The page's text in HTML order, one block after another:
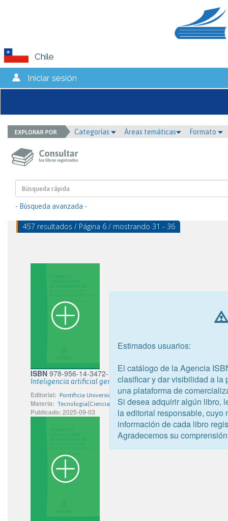
Chile
Iniciar sesión
Categorías Áreas temáticas Formato
- Búsqueda avanzada -
457 resultados / Página 6 / mostrando 31 - 36
ISBN 978-956-14-3472-1
Inteligencia artificial general
Editorial: Pontificia Universidad Católica de Chile
Materia: Tecnologia(Ciencias Aplicadas)
Publicado: 2025-09-03
Estimados usuarios:
El catálogo de la Agencia
clasificar y dar visibilidad a la
una plataforma de
Si desea adquirir algún libro,
la editorial responsable, cuyo
información de cada libro
Agradecemos su